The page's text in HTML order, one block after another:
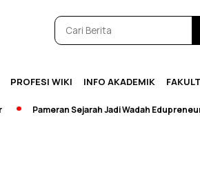
PROFESI WIKI INFO AKADEMIK
Pameran Sejarah Jadi Wadah